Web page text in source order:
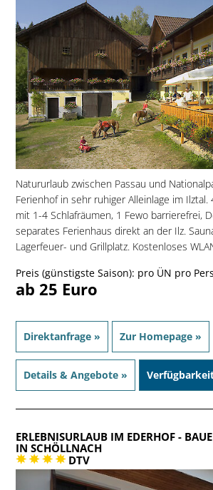
Natururlaub zwischen Passau und
Ferienhof in sehr ruhiger Alleinlage im
mit 1-4 Schlafräumen, 1 Fewo barrierefrei,
separates Ferienhaus direkt an der Ilz.
Lagerfeuer- und Grillplatz. Kostenloses
Preis (günstigste Saison): pro ÜN pro
ab 25 Euro
Direktanfrage » Zur Homepage »
Details & Angebote »
ERLEBNISURLAUB IM EDERHOF-
IN SCHÖLLNACH
DTV